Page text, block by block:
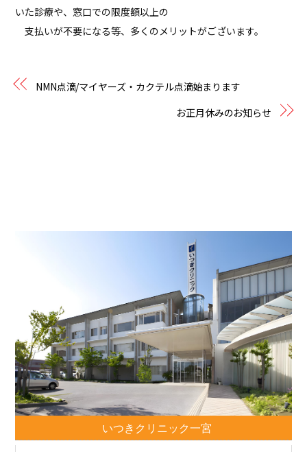
いた診療や、窓口での限度額以上の
支払いが不要になる等、多くのメリットがございます。
NMN点滴/マイヤーズ・カクテル点滴始まります
お正月休みのお知らせ
いつきクリニック一宮